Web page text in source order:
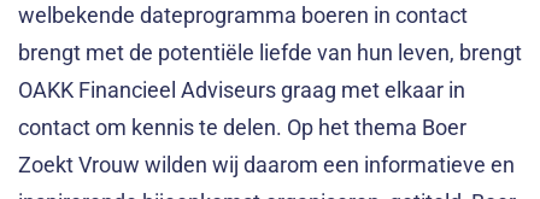
welbekende dateprogramma boeren in contact
brengt met de potentiële liefde van hun leven, brengt
OAKK Financieel Adviseurs graag met elkaar in
contact om kennis te delen. Op het thema Boer
Zoekt Vrouw wilden wij daarom een informatieve en